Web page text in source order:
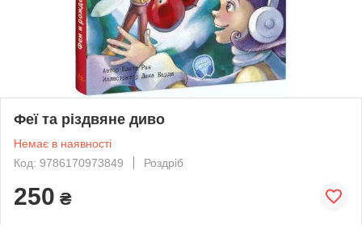
Феї та різдвяне диво
Немає в наявності
Код: 9786170973849
Роздріб
250 ₴